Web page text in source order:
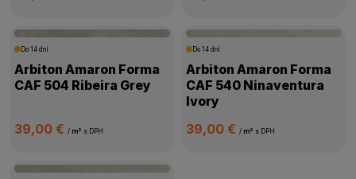
Do 14 dní
Arbiton Amaron Forma
CAF 504 Ribeira Grey
39,00 €/ m² s DPH
Do 14 dní
Arbiton Amaron Forma
CAF 540 Ninaventura
Ivory
39,00 € / m² s DPH